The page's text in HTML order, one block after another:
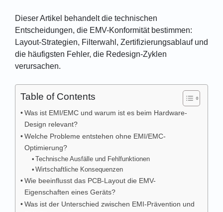
Dieser Artikel behandelt die technischen
Entscheidungen, die EMV-Konformität bestimmen:
Layout-Strategien, Filterwahl, Zertifizierungsablauf und
die häufigsten Fehler, die Redesign-Zyklen
verursachen.
Table of Contents
Was ist EMI/EMC und warum ist es beim Hardware-
Design relevant?
Welche Probleme entstehen ohne EMI/EMC-
Optimierung?
Technische Ausfälle und Fehlfunktionen
Wirtschaftliche Konsequenzen
Wie beeinflusst das PCB-Layout die EMV-
Eigenschaften eines Geräts?
Was ist der Unterschied zwischen EMI-Prävention und